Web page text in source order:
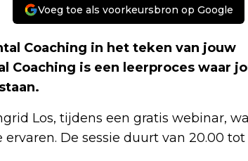
Voeg toe als voorkeursbron op Google
Coaching in het teken van jouw
Coaching is een leerproces waar
Los, tijdens een gratis webinar,
De sessie duurt van 20.00 tot